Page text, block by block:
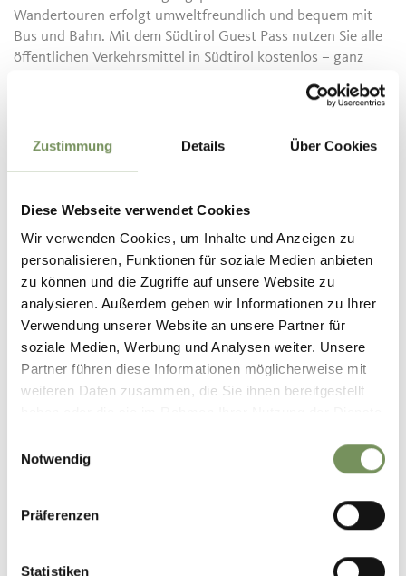
Zustimmung Details Über Cookies
Diese Webseite verwendet Cookies
Wir verwenden Cookies, um Inhalte und Anzeigen zu
personalisieren, Funktionen für soziale Medien anbieten
zu können und die Zugriffe auf unsere Website zu
analysieren. Außerdem geben wir Informationen zu Ihrer
Verwendung unserer Website an unsere Partner für
soziale Medien, Werbung und Analysen weiter. Unsere
Partner führen diese Informationen möglicherweise mit
weiteren Daten zusammen, die Sie ihnen bereitgestellt
Notwendig
Präferenzen
Statistiken
Wandertouren erfolgt umweltfreundlich und bequem mit
Bus und Bahn. Mit dem Südtirol Guest Pass nutzen Sie alle
öffentlichen Verkehrsmittel in Südtirol kostenlos – ganz
In Partschins sind die Parkmöglichkeiten begrenzt. Zum
Schutz des Naherholungsgebietes empfehlen wir die
Ihren Beitrag!
Öffentliche Verkehrsmittel
Fahrplansuche: https://www.suedtirolmobil.info/de/
Infos zur Tour
Status geöffnet
Dauer 8:00 h
Länge 25,6 km
746 hm
Höchster Punkt